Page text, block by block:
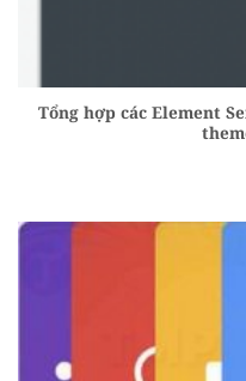
Tổng hợp các Element